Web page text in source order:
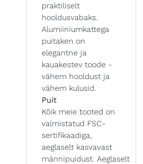
praktiliselt
hooldusvabaks.
Alumiiniumkattega
puitaken on
elegantne ja
kauakestev toode -
vähem hooldust ja
vähem kulusid.
Puit
Kõik meie tooted on
valmistatud FSC-
sertifikaadiga,
aeglaselt kasvavast
männipuidust. Aeglaselt